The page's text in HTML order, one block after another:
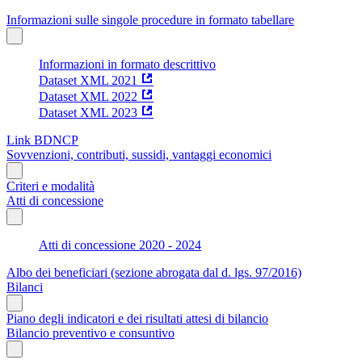
Informazioni sulle singole procedure in formato tabellare
Informazioni in formato descrittivo
Dataset XML 2021
Dataset XML 2022
Dataset XML 2023
Link BDNCP
Sovvenzioni, contributi, sussidi, vantaggi economici
Criteri e modalità
Atti di concessione
Atti di concessione 2020 - 2024
Albo dei beneficiari (sezione abrogata dal d. lgs. 97/2016)
Bilanci
Piano degli indicatori e dei risultati attesi di bilancio
Bilancio preventivo e consuntivo